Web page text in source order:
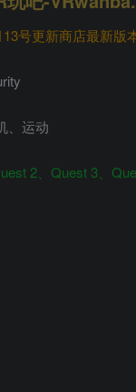
号更新商店最新版
、运动
2、Quest 3、